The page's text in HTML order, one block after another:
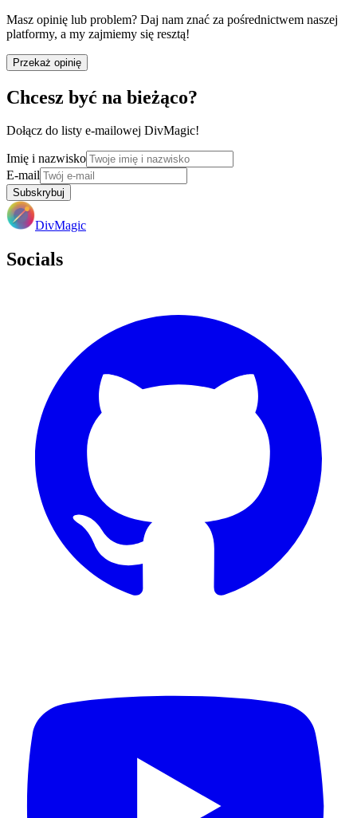
Masz opinię lub problem? Daj nam znać za pośrednictwem naszej
platformy, a my zajmiemy się resztą!
Przekaż opinię
Chcesz być na bieżąco?
Dołącz do listy e-mailowej DivMagic!
Imię i nazwisko
E-mail
Subskrybuj
DivMagic
Socials